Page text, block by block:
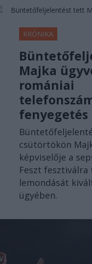
KRÓNIKA
Majka
romániai
csütörtökön
képviselője a
Feszt
lemondását
ügyében.